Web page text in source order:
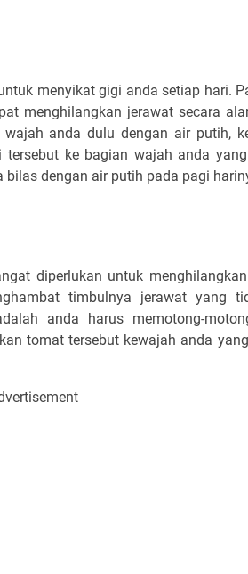
menyikat gigi anda setiap hari.
menghilangkan jerawat secara
anda dulu dengan air putih,
ke bagian wajah anda
dengan air putih pada pagi
diperlukan untuk
timbulnya jerawat yang
anda harus memotong-
tomat tersebut kewajah anda